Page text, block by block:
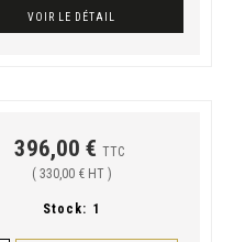
VOIR LE DÉTAIL
396,00 € TTC
( 330,00 € HT )
Stock: 1